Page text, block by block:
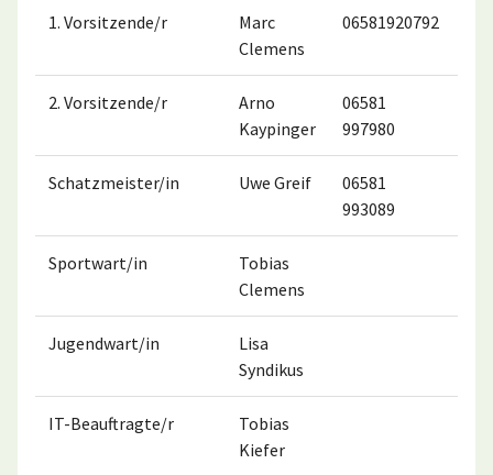
1. Vorsitzende/r
Marc
Clemens
06581920792
2. Vorsitzende/r
Arno
Kaypinger
06581
997980
Schatzmeister/in Uwe Greif
06581
993089
Sportwart/in
Tobias
Clemens
Jugendwart/in
Lisa
Syndikus
IT-Beauftragte/r
Tobias
Kiefer